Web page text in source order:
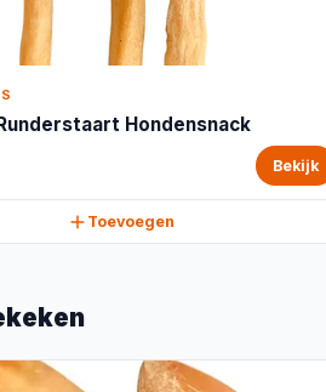
Hondensnack
Bekijk
Toevoegen